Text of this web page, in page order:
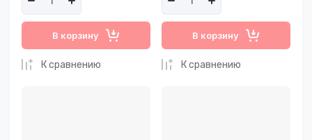
В корзину
К сравнению
В корзину
К сравнению